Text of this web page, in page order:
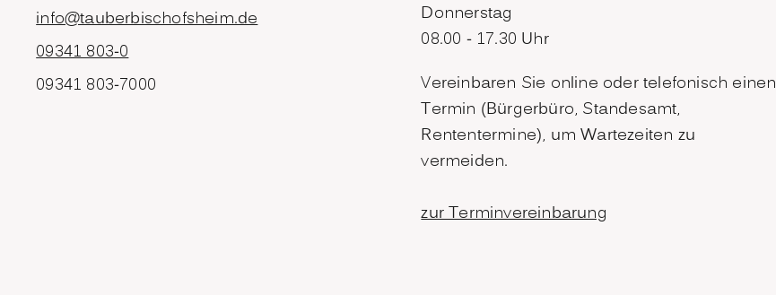
info@tauberbischofsheim.de
09341 803-0
09341 803-7000
Donnerstag
08.00 - 17.30 Uhr
Vereinbaren Sie online oder telefonisch einen
Termin (Bürgerbüro, Standesamt,
Rententermine), um Wartezeiten zu
vermeiden.
zur Terminvereinbarung